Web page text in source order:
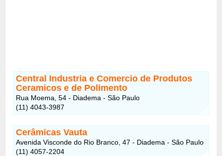
Central Industria e Comercio de Produtos
Ceramicos e de Polimento
Rua Moema, 54 - Diadema - São Paulo
(11) 4043-3987
Cerâmicas Vauta
Avenida Visconde do Rio Branco, 47 - Diadema - São Paulo
(11) 4057-2204